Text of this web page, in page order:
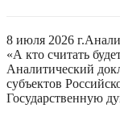
8 июля 2026 г.
«А кто считать
Аналитический
субъектов
Государственную